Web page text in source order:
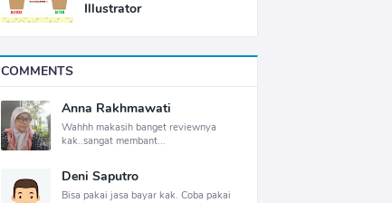
Illustrator
COMMENTS
Anna Rakhmawati
Wahhh makasih banget reviewnya
kak..sangat membant...
Deni Saputro
Bisa pakai jasa bayar kak. Coba pakai